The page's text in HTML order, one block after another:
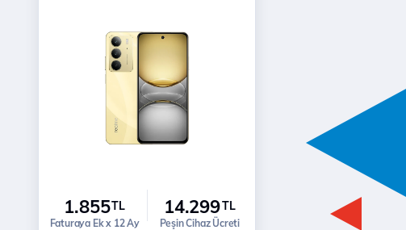
1.855TL
Faturaya Ek x 12 Ay
14.299TL
Peşin Cihaz Ücreti